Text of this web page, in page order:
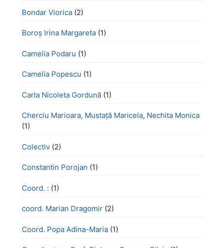
Bondar Viorica (2)
Boroş Irina Margareta (1)
Camelia Podaru (1)
Camelia Popescu (1)
Carla Nicoleta Gordună (1)
Cherciu Marioara, Mustață Maricela, Nechita Monica
(1)
Colectiv (2)
Constantin Porojan (1)
Coord. : (1)
coord. Marian Dragomir (2)
Coord. Popa Adina-Maria (1)